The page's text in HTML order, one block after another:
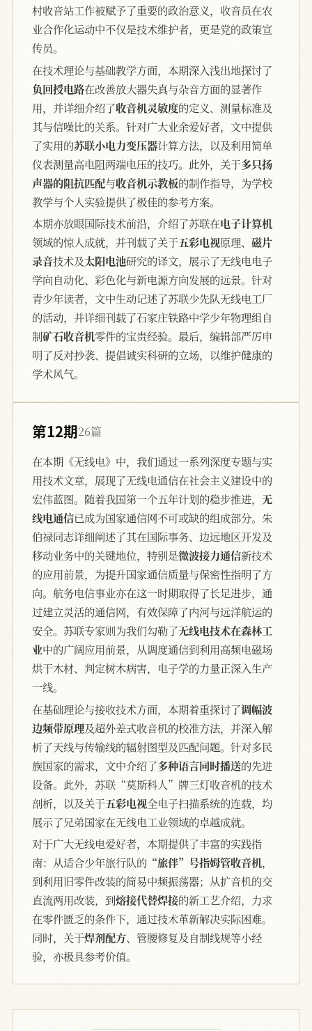
村收音站工作被赋予了重要的政治意义，收音员在农
业合作化运动中不仅是技术维护者，更是党的政策宣
传员。
在技术理论与基础教学方面，本期深入浅出地探讨了
负回授电路在改善放大器失真与杂音方面的显著作
用，并详细介绍了收音机灵敏度的定义、测量标准及
其与信噪比的关系。针对广大业余爱好者，文中提供
了实用的苏联小电力变压器计算方法，以及利用简单
仪表测量高电阻两端电压的技巧。此外，关于多只扬
声器的阻抗匹配与收音机示教板的制作指导，为学校
教学与个人实验提供了极佳的参考方案。
本期亦放眼国际技术前沿，介绍了苏联在电子计算机
领域的惊人成就，并刊载了关于五彩电视原理、 磁片
录音技术及太阳电池研究的译文，展示了无线电电子
学向自动化、彩色化与新电源方向发展的远景。针对
青少年读者，文中生动记述了苏联少先队无线电工厂
的活动，并详细刊载了石家庄铁路中学少年物理组自
制矿石收音机零件的宝贵经验。最后，编辑部严厉申
明了反对抄袭、提倡诚实科研的立场，以维护健康的
学术风气。
第12期26篇
在本期《无线电》中，我们通过一系列深度专题与实
用技术文章，展现了无线电通信在社会主义建设中的
宏伟蓝图。随着我国第一个五年计划的稳步推进， 无
线电通信已成为国家通信网不可或缺的组成部分。朱
伯禄同志详细阐述了其在国际事务、边远地区开发及
移动业务中的关键地位，特别是微波接力通信新技术
的应用前景，为提升国家通信质量与保密性指明了方
向。航务电信事业亦在这一时期取得了长足进步，通
过建立灵活的通信网，有效保障了内河与远洋航运的
安全。苏联专家则为我们勾勒了无线电技术在森林工
业中的广阔应用前景，从调度通信到利用高频电磁场
烘干木材、判定树木病害，电子学的力量正深入生产
一线。
在基础理论与接收技术方面，本期着重探讨了调幅波
边频带原理及超外差式收音机的校准方法，并深入解
析了天线与传输线的辐射图型及匹配问题。针对多民
族国家的需求，文中介绍了多种语言同时播送的先进
设备。此外，苏联“莫斯科人”牌三灯收音机的技术
剖析，以及关于五彩电视全电子扫描系统的连载，均
展示了兄弟国家在无线电工业领域的卓越成就。
对于广大无线电爱好者，本期提供了丰富的实践指
南：从适合少年旅行队的 “旅伴”号指姆管收音机，
到利用旧零件改装的简易中频振荡器；从扩音机的交
直流两用改装，到熔接代替焊接的新工艺介绍，力求
在零件匮乏的条件下，通过技术革新解决实际困难。
同时，关于焊剂配方、管腰修复及自制线规等小经
验，亦极具参考价值。